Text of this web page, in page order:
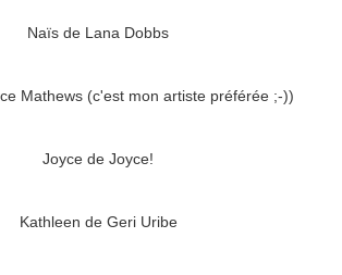
Naïs de Lana Dobbs
Mathews (c'est mon artiste préférée ;-))
Joyce de Joyce!
Kathleen de Geri Uribe